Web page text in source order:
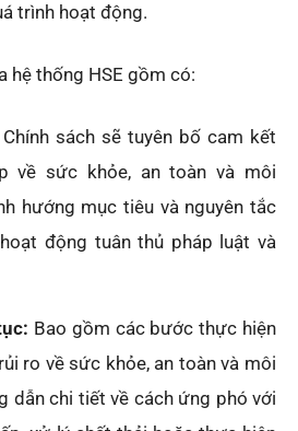
trình hoạt động.
hệ thống HSE gồm có:
Chính sách sẽ tuyên bố cam kết
về sức khỏe, an toàn và môi
hướng mục tiêu và nguyên tắc
động tuân thủ pháp luật và
Bao gồm các bước thực hiện
ro về sức khỏe, an toàn và môi
dẫn chi tiết về cách ứng phó với